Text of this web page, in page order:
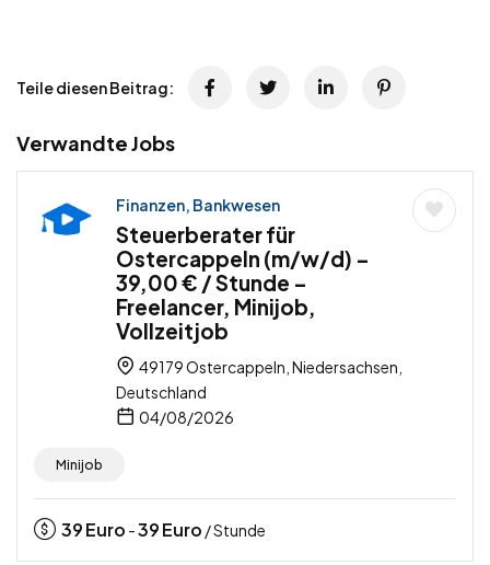
Teile diesen Beitrag:
Verwandte Jobs
Finanzen, Bankwesen
Steuerberater für
Ostercappeln (m/w/d) –
39,00 € / Stunde –
Freelancer, Minijob,
Vollzeitjob
49179 Ostercappeln, Niedersachsen,
Deutschland
04/08/2026
Minijob
39Euro -39Euro / Stunde